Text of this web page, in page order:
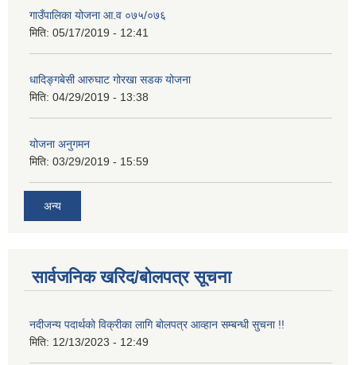
गाउँपालिका योजना आ.व ०७५/०७६
मिति: 05/17/2019 - 12:41
धादिङ्गबेसी आरुघाट गोरखा सडक योजना
मिति: 04/29/2019 - 13:38
योजना अनुगमन
मिति: 03/29/2019 - 15:59
अन्य
सार्वजनिक खरिद/बोलपत्र सूचना
नदीजन्य पदार्थको विक्रीका लागि बोलपत्र आव्हान सम्बन्धी सुचना !!
मिति: 12/13/2023 - 12:49